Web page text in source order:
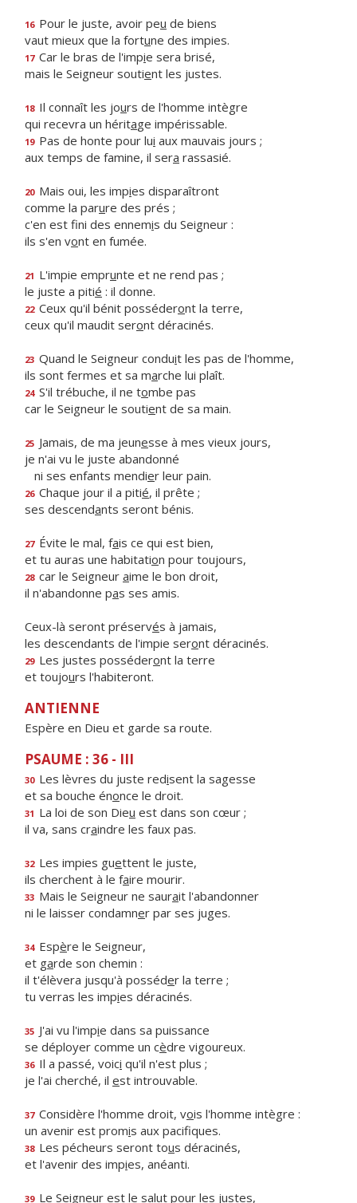
16 Pour le juste, avoir peu de biens
vaut mieux que la fortune des impies.
17 Car le bras de l'impie sera brisé,
mais le Seigneur soutient les justes.
18 Il connaît les jours de l'homme intègre
qui recevra un héritage impérissable.
19 Pas de honte pour lui aux mauvais jours ;
aux temps de famine, il sera rassasié.
20 Mais oui, les impies disparaîtront
comme la parure des prés ;
c'en est fini des ennemis du Seigneur :
ils s'en vont en fumée.
21 L'impie emprunte et ne rend pas ;
le juste a pitié : il donne.
22 Ceux qu'il bénit posséderont la terre,
ceux qu'il maudit seront déracinés.
23 Quand le Seigneur conduit les pas de l'homme,
ils sont fermes et sa marche lui plaît.
24 S'il trébuche, il ne tombe pas
car le Seigneur le soutient de sa main.
25 Jamais, de ma jeunesse à mes vieux jours,
je n'ai vu le juste abandonné
ni ses enfants mendier leur pain.
26 Chaque jour il a pitié, il prête ;
ses descendants seront bénis.
27 Évite le mal, fais ce qui est bien,
et tu auras une habitation pour toujours,
28 car le Seigneur aime le bon droit,
il n'abandonne pas ses amis.
Ceux-là seront préservés à jamais,
les descendants de l'impie seront déracinés.
29 Les justes posséderont la terre
et toujours l'habiteront.
ANTIENNE
Espère en Dieu et garde sa route.
PSAUME : 36 - III
30 Les lèvres du juste redisent la sagesse
et sa bouche énonce le droit.
31 La loi de son Dieu est dans son cœur ;
il va, sans craindre les faux pas.
32 Les impies guettent le juste,
ils cherchent à le faire mourir.
33 Mais le Seigneur ne saurait l'abandonner
ni le laisser condamner par ses juges.
34 Espère le Seigneur,
et garde son chemin :
il t'élèvera jusqu'à posséder la terre ;
tu verras les impies déracinés.
35 J'ai vu l'impie dans sa puissance
se déployer comme un cèdre vigoureux.
36 Il a passé, voici qu'il n'est plus ;
je l'ai cherché, il est introuvable.
37 Considère l'homme droit, vois l'homme intègre :
un avenir est promis aux pacifiques.
38 Les pécheurs seront tous déracinés,
et l'avenir des impies, anéanti.
39 Le Seigneur est le salut pour les justes,